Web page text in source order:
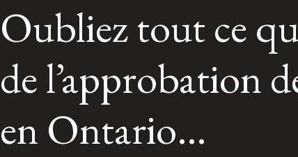
Oubliez tout ce
de l’approbation
en Ontario…